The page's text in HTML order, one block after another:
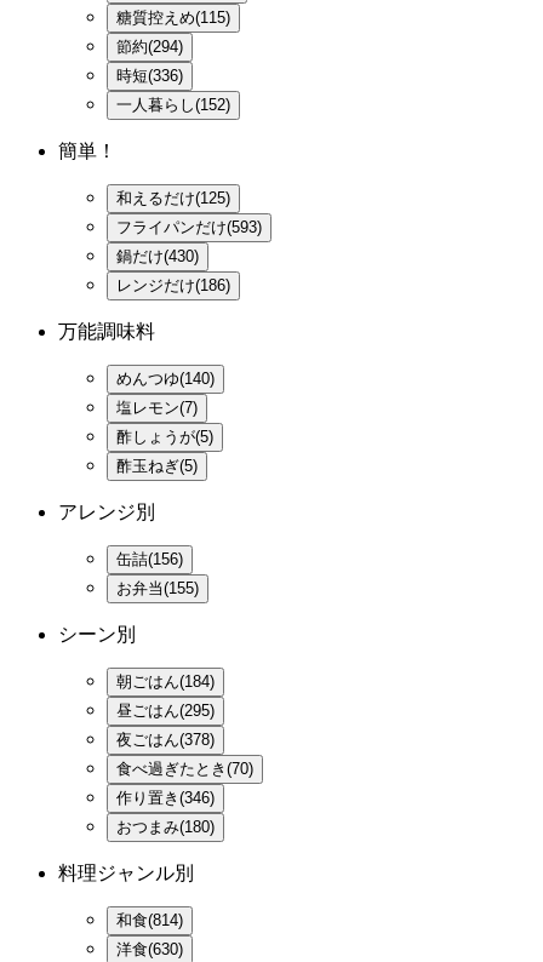
糖質控えめ(115)
節約(294)
時短(336)
一人暮らし(152)
簡単！
和えるだけ(125)
フライパンだけ(593)
鍋だけ(430)
レンジだけ(186)
万能調味料
めんつゆ(140)
塩レモン(7)
酢しょうが(5)
酢玉ねぎ(5)
アレンジ別
缶詰(156)
お弁当(155)
シーン別
朝ごはん(184)
昼ごはん(295)
夜ごはん(378)
食べ過ぎたとき(70)
作り置き(346)
おつまみ(180)
料理ジャンル別
和食(814)
洋食(630)